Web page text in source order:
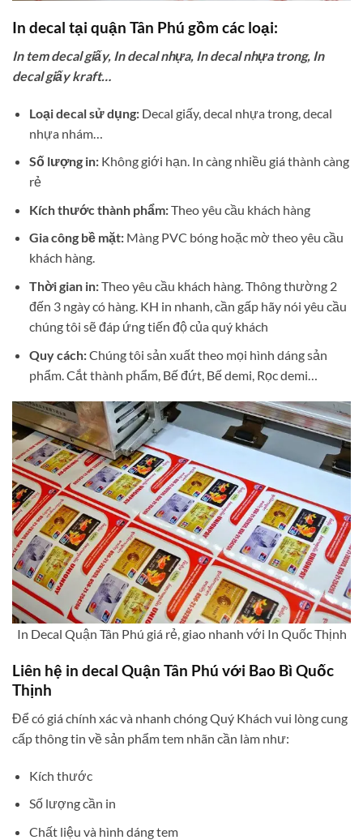
In decal tại quận Tân Phú gồm các loại:
In tem decal giấy, In decal nhựa, In decal nhựa trong, In
decal giấy kraft…
Loại decal sử dụng:Decal giấy, decal nhựa trong, decal
nhựa nhám…
Số lượng in:Không giới hạn. In càng nhiều giá thành càng
rẻ
Kích thước thành phẩm:Theo yêu cầu khách hàng
Gia công bề mặt:Màng PVC bóng hoặc mờ theo yêu cầu
khách hàng.
Thời gian in:Theo yêu cầu khách hàng. Thông thường 2
đến 3 ngày có hàng. KH in nhanh, cần gấp hãy nói yêu cầu
chúng tôi sẽ đáp ứng tiến độ của quý khách
Quy cách:Chúng tôi sản xuất theo mọi hình dáng sản
phẩm. Cắt thành phẩm, Bế đứt, Bế demi, Rọc demi…
In Decal Quận Tân Phú giá rẻ, giao nhanh với In Quốc Thịnh
Liên hệ in decal Quận Tân Phú với Bao Bì Quốc
Thịnh
Để có giá chính xác và nhanh chóng Quý Khách vui lòng cung
cấp thông tin về sản phẩm tem nhãn cần làm như:
Kích thước
Số lượng cần in
Chất liệu và hình dáng tem